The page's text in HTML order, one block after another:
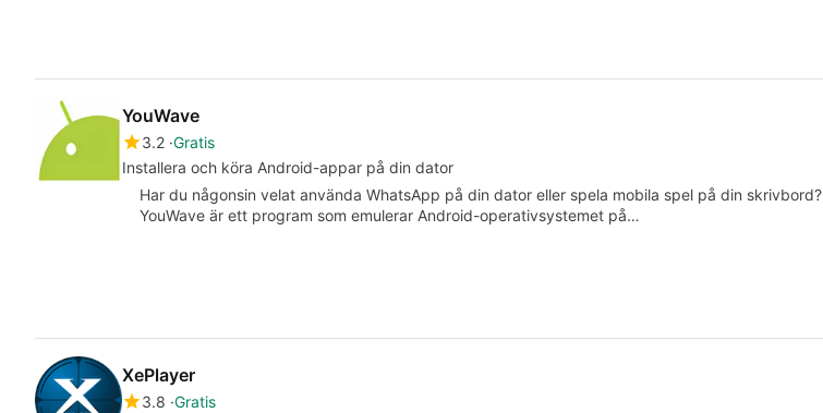
YouWave
3.2 Gratis
Installera och köra Android-appar på din dator
Har du någonsin velat använda WhatsApp på din dator eller spela mobila spel på din skrivbord?
YouWave är ett program som emulerar Android-operativsystemet på…
XePlayer
3.8 Gratis